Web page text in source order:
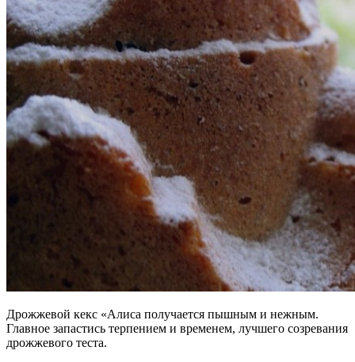
Дрожжевой кекс «Алиса получается пышным и нежным.
Главное запастись терпением и временем, лучшего созревания
дрожжевого теста.